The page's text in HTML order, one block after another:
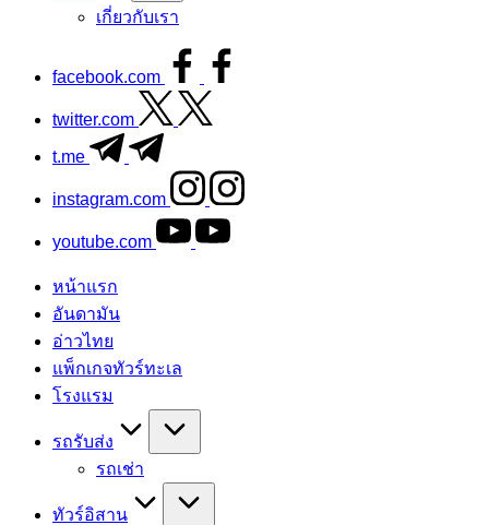
เกี่ยวกับเรา
facebook.com
twitter.com
t.me
instagram.com
youtube.com
หน้าแรก
อันดามัน
อ่าวไทย
แพ็กเกจทัวร์ทะเล
โรงแรม
รถรับส่ง
รถเช่า
ทัวร์อิสาน